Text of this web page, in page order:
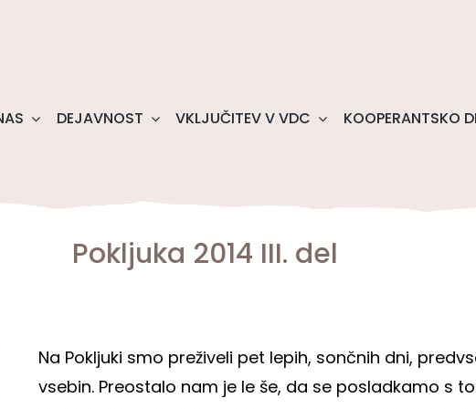
DEJAVNOST VKLJUČITEV V VDC KOOPERANTSKO
Pokljuka 2014 III. del
Na Pokljuki smo preživeli pet lepih, sončnih dni,
vsebin. Preostalo nam je le še, da se posladkamo s